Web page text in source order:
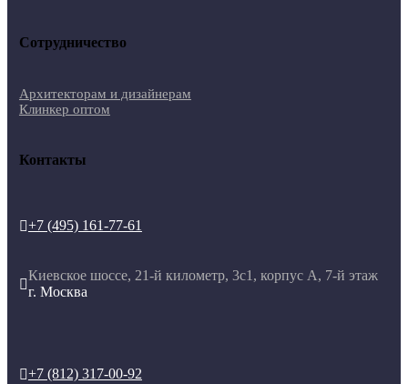
Сотрудничество
Архитекторам и дизайнерам
Клинкер оптом
Контакты
+7 (495) 161-77-61

Киевское шоссе, 21-й километр, 3с1, корпус А, 7-й этаж
г. Москва
+7 (812) 317-00-92